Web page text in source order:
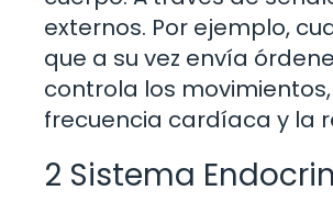
externos. Por ejemplo,
que a su vez envía
controla los
frecuencia cardíaca y la
2 Sistema